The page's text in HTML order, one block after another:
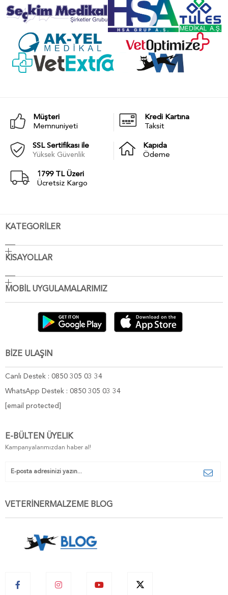
Müşteri
Memnuniyeti
Kredi Kartına
Taksit
SSL Sertifikası ile
Yüksek Güvenlik
Kapıda
Ödeme
1799 TL Üzeri
Ücretsiz Kargo
KATEGORİLER
KISAYOLLAR
MOBİL UYGULAMALARIMIZ
BİZE ULAŞIN
Canlı Destek : 0850 305 03 34
WhatsApp Destek : 0850 305 03 34
[email protected]
E-BÜLTEN ÜYELIK
Kampanyalarımızdan haber al!
VETERİNERMALZEME BLOG